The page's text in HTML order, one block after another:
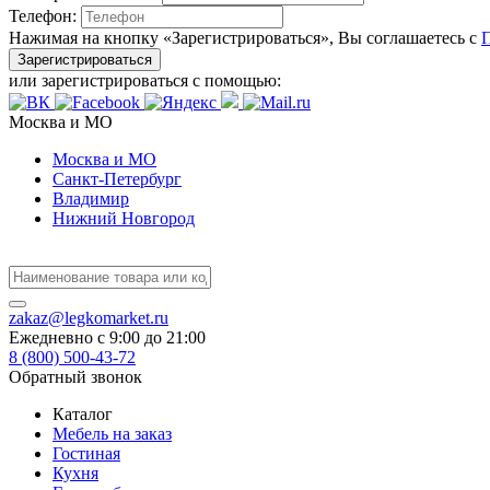
Телефон:
Нажимая на кнопку «Зарегистрироваться», Вы соглашаетесь с
Зарегистрироваться
или зарегистрироваться с помощью:
Москва и МО
Москва и МО
Санкт-Петербург
Владимир
Нижний Новгород
zakaz@legkomarket.ru
Ежедневно c 9:00 до 21:00
8 (800) 500-43-72
Обратный звонок
Каталог
Мебель на заказ
Гостиная
Кухня